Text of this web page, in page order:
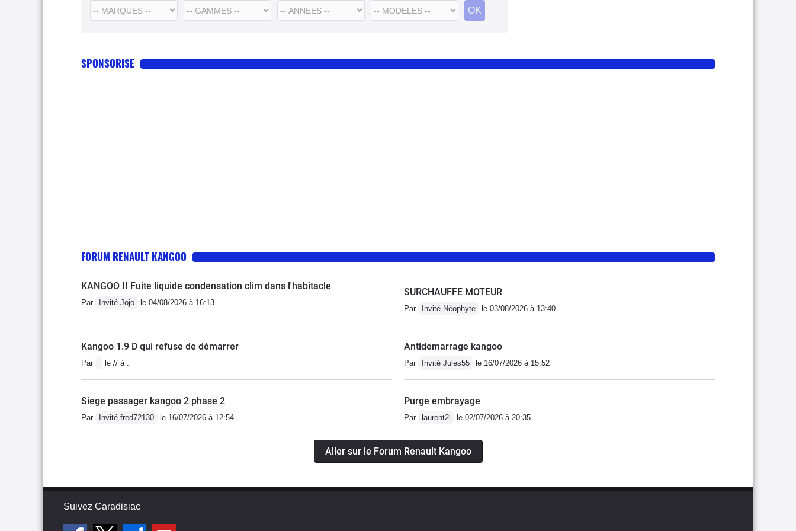
SPONSORISE
FORUM RENAULT KANGOO
KANGOO II Fuite liquide condensation clim dans l'habitacle
Par Invité Jojo le 04/08/2026 à 16:13
SURCHAUFFE MOTEUR
Par Invité Néophyte le 03/08/2026 à 13:40
Kangoo 1.9 D qui refuse de démarrer
Par le // à :
Antidemarrage kangoo
Par Invité Jules55 le 16/07/2026 à 15:52
Siege passager kangoo 2 phase 2
Par Invité fred72130 le 16/07/2026 à 12:54
Purge embrayage
Par laurent2l le 02/07/2026 à 20:35
Aller sur le Forum Renault Kangoo
Suivez Caradisiac